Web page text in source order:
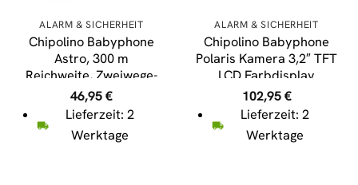
ALARM & SICHERHEIT
Chipolino Babyphone
Astro, 300 m
Reichweite, Zweiwege-
Kommunikation, USB
Adapter rosa
46,95€
Lieferzeit: 2
Werktage
ALARM & SICHERHEIT
Chipolino Babyphone
Polaris Kamera 3,2″ TFT
LCD Farbdisplay
Temperaturanzeige
102,95€
Lieferzeit: 2
Werktage